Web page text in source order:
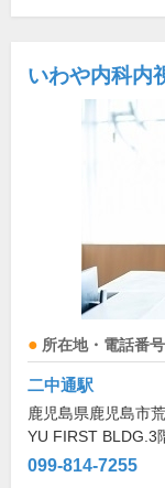
いわや内科内
所在地・電話番号
二中通駅
鹿児島県鹿児島市
YU FIRST BLDG.3
099-814-7255